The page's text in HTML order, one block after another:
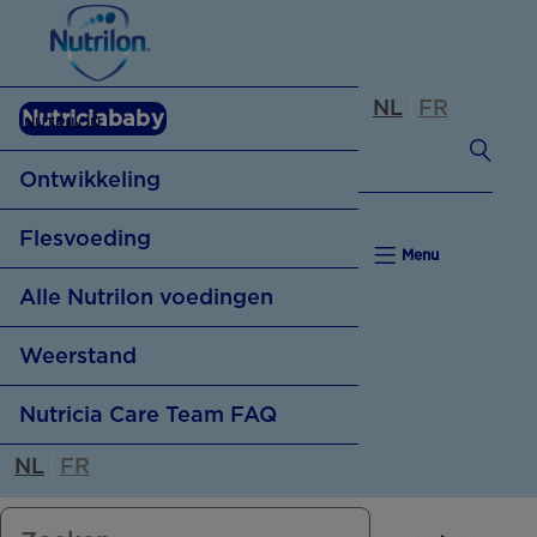
Nutriciababy
Ontwikkeling
Flesvoeding
Flesvoeding
Baby weigert fles
Flesvoeding op maat
Alle Nutrilon voedingen
Weerstand
Weerstand
Nutricia Care Team FAQ
NL FR
NL FR
Menu
NUTRILON